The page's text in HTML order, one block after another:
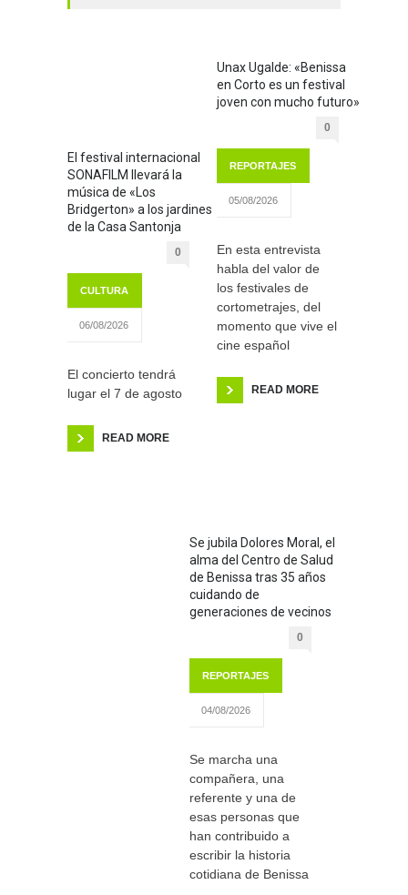
El festival internacional
SONAFILM llevará la
música de «Los
Bridgerton» a los jardines
de la Casa Santonja
0
CULTURA
06/08/2026
El concierto tendrá
lugar el 7 de agosto
READ MORE
Unax Ugalde: «Benissa
en Corto es un festival
joven con mucho futuro»
0
REPORTAJES
05/08/2026
En esta entrevista
habla del valor de
los festivales de
cortometrajes, del
momento que vive el
cine español
READ MORE
Se jubila Dolores Moral, el
alma del Centro de Salud
de Benissa tras 35 años
cuidando de
generaciones de vecinos
0
REPORTAJES
04/08/2026
Se marcha una
compañera, una
referente y una de
esas personas que
han contribuido a
escribir la historia
cotidiana de Benissa